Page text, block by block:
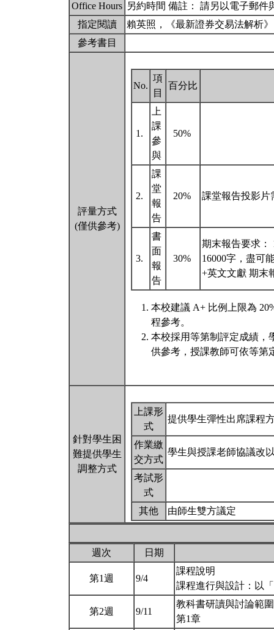
Office Hours 另約時間 備註： 請另以電子郵件
指定閱讀
賴英照，《最新證券交易法解析
參考書目
評量方式
(僅供參考)
No.
項
目
百分比
1.
上
課
參
與
50%
2.
課
堂
報
告
20% 課堂報告投影
3.
書
面
報
告
30%
期末報告要求：
16000字，盡可
+英文文獻 期末
本校建議 A+ 比例上限為
程參考。
本校採用等第制評定成績，
供參考，授課教師可依等第
針對學生困
難提供學生
調整方式
上課形
式
提供學生彈性出席課程
作業繳
交方式
學生與授課老師協議改
考試形
式
其他
由師生雙方議定
週次 日期
第1週 9/4
課程說明
課程進行與設計：以
第2週 9/11
教科書研讀與討論範
第1章